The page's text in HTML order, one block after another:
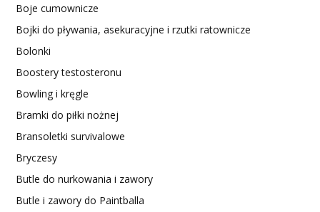
Boje cumownicze
Bojki do pływania, asekuracyjne i rzutki ratownicze
Bolonki
Boostery testosteronu
Bowling i kręgle
Bramki do piłki nożnej
Bransoletki survivalowe
Bryczesy
Butle do nurkowania i zawory
Butle i zawory do Paintballa